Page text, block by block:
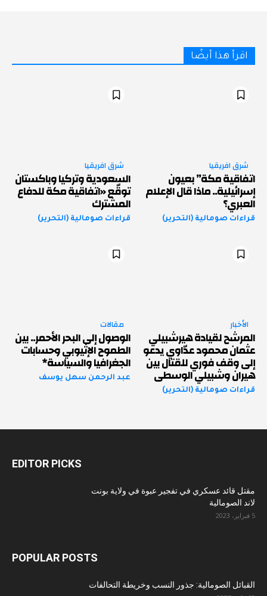
اقرأ هذا أيضًا
شرق افريقيا
اتفاقية مكة” بعيون
إسرائيلية.. ماذا قال الإعلام
العبري؟
قراءات صومالية (التحرير)
شرق افريقيا
السعودية وتركيا وباكستان
توقّع «اتفاقية مكة للدفاع
المشترك
قراءات صومالية (التحرير)
الأخبار
المرشح لقيادة هيرشبيلي
عثمان محمود عدّاوي يدعو
إلى وقف فوري للقتال بين
هيران وشبيلي الوسطى
قراءات صومالية (التحرير)
مقالات
الوصول إلى البحر الأحمر.. بين
الطموح الإثيوبي وحسابات
الجغرافيا والسياسة*
عبد الرحمن سهل يوسف
EDITOR PICKS
مقتل قائد عسكري في تفجير عبوة في ولاية بونت
لاند الصومالية
5 فبراير، 2023
POPULAR POSTS
القبائل الصومالية: جذور النسب وخريطة التحالفات